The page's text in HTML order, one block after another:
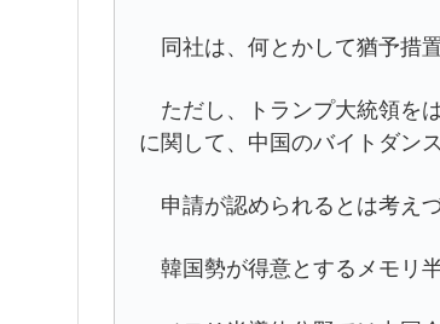
同社は、何とかして猶予措
ただし、トランプ大統領を
に関して、中国のバイトダン
申請が認められるとは考えづ
韓国勢が得意とするメモリ